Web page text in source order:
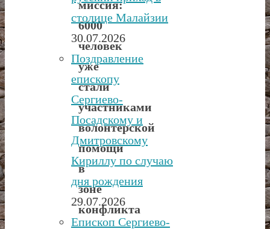
миссия:
6000
человек
уже
стали
участниками
волонтерской
помощи
в
зоне
конфликта
столице Малайзии
30.07.2026
Поздравление
епископу
Сергиево-
Посадскому и
Дмитровскому
Кириллу по случаю
дня рождения
29.07.2026
Епископ Сергиево-